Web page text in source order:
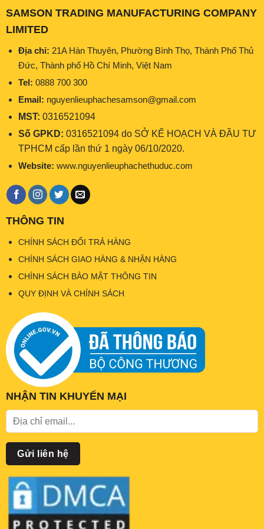
SAMSON TRADING MANUFACTURING COMPANY
LIMITED
Địa chỉ: 21A Hàn Thuyên, Phường Bình Thọ, Thành Phố Thủ
Đức, Thành phố Hồ Chí Minh, Việt Nam
Tel: 0888 700 300
Email: nguyenlieuphachesamson@gmail.com
MST: 0316521094
Số GPKD: 0316521094 do SỞ KẾ HOẠCH VÀ ĐẦU TƯ
TPHCM cấp lần thứ 1 ngày 06/10/2020.
Website: www.nguyenlieuphachethuduc.com
THÔNG TIN
CHÍNH SÁCH ĐỔI TRẢ HÀNG
CHÍNH SÁCH GIAO HÀNG & NHẬN HÀNG
CHÍNH SÁCH BẢO MẬT THÔNG TIN
QUY ĐỊNH VÀ CHÍNH SÁCH
NHẬN TIN KHUYẾN MẠI